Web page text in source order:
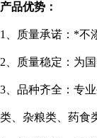
产品优势：
1 、质量承诺：*不
2 、质量稳定：为
3 、品种齐全：专
类、杂粮类、药食